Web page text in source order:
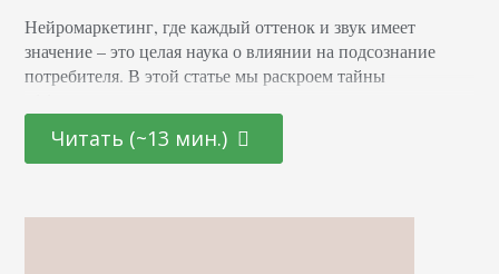
Нейромаркетинг, где каждый оттенок и звук имеет
значение – это целая наука о влиянии на подсознание
потребителя. В этой статье мы раскроем тайны
последних достижениях в области психологии и
нейронаук. От подбора цветовой палитры до создания
человеческого сознания для повышения интереса и
Читать (~13 мин.)